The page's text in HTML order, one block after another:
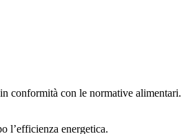
conformità con le normative alimentari.
l’efficienza energetica.